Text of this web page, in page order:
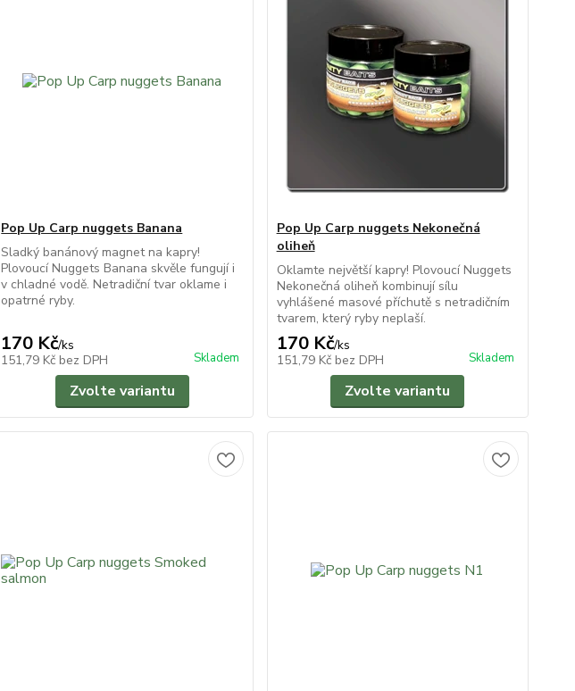
Pop Up Carp nuggets Banana
Sladký banánový magnet na kapry!
Plovoucí Nuggets Banana skvěle fungují i
v chladné vodě. Netradiční tvar oklame i
opatrné ryby.
170 Kč/ks
151,79 Kč bez DPH Skladem
Zvolte variantu
Pop Up Carp nuggets Nekonečná
oliheň
Oklamte největší kapry! Plovoucí Nuggets
Nekonečná oliheň kombinují sílu
vyhlášené masové příchutě s netradičním
tvarem, který ryby neplaší.
170 Kč/ks
151,79 Kč bez DPH Skladem
Zvolte variantu